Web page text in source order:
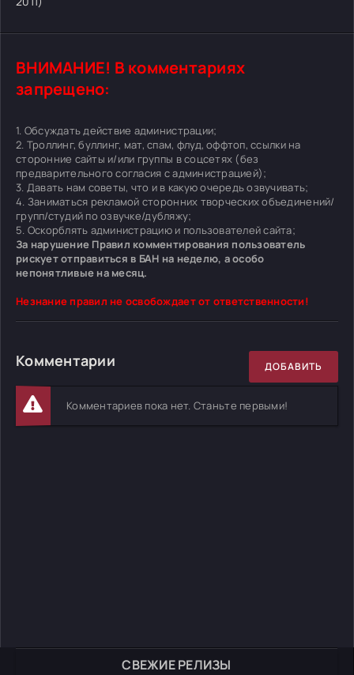
СВЕЖИЕ РЕЛИЗЫ
ВНИМАНИЕ! В комментариях
запрещено:
1. Обсуждать действие администрации;
2. Троллинг, буллинг, мат, спам, флуд, оффтоп, ссылки на
сторонние сайты и/или группы в соцсетях (без
предварительного согласия с администрацией);
3. Давать нам советы, что и в какую очередь озвучивать;
4. Заниматься рекламой сторонних творческих объединений/
групп/студий по озвучке/дубляжу;
5. Оскорблять администрацию и пользователей сайта;
За нарушение Правил комментирования пользователь
рискует отправиться в БАН на неделю, а особо
непонятливые на месяц.
Незнание правил не освобождает от ответственности!
Комментарии ДОБАВИТЬ
Комментариев пока нет. Станьте первыми!